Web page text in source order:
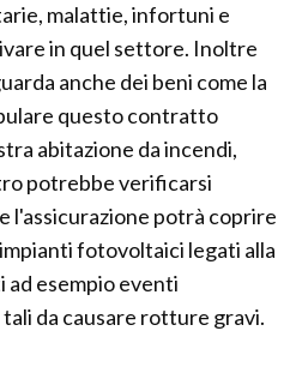
malattie, infortuni e
in quel settore. Inoltre
anche dei beni come la
questo contratto
abitazione da incendi,
potrebbe verificarsi
l'assicurazione potrà coprire
fotovoltaici legati alla
esempio eventi
da causare rotture gravi.